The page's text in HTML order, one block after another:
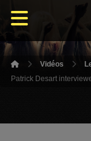
Vidéos
Patrick Desart